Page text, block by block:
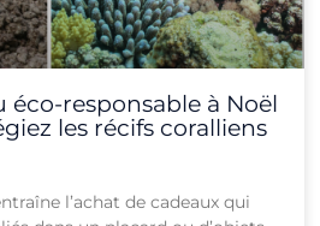
éco-responsable à Noël
les récifs coralliens
l’achat de cadeaux qui